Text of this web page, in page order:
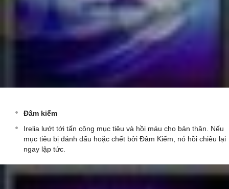
Đâm kiếm
Irelia lướt tới tấn công mục tiêu và hồi máu cho bản thân. Nếu
mục tiêu bị đánh dấu hoặc chết bởi Đâm Kiếm, nó hồi chiêu lại
ngay lập tức.